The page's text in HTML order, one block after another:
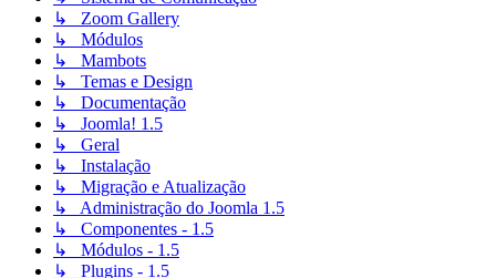
↳ Zoom Gallery
↳ Módulos
↳ Mambots
↳ Temas e Design
↳ Documentação
↳ Joomla! 1.5
↳ Geral
↳ Instalação
↳ Migração e Atualização
↳ Administração do Joomla 1.5
↳ Componentes - 1.5
↳ Módulos - 1.5
↳ Plugins - 1.5